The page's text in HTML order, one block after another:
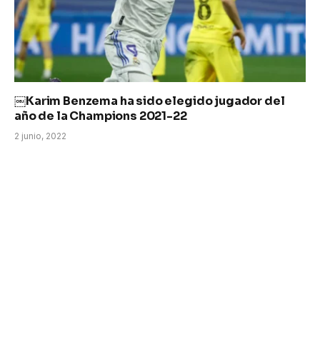
￼Karim Benzema ha sido elegido jugador del
año de la Champions 2021-22
2 junio, 2022